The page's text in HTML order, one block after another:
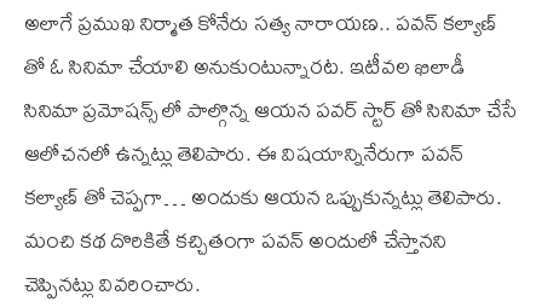
అలాగే ప్రముఖ నిర్మాత కోనేరు సత్య నారాయణ.. పవన్ కల్యాణ్
తో ఓ సినిమా చేయాలి అనుకుంటున్నారట. ఇటీవల ఖిలాడీ
సినిమా ప్రమోషన్స్ లో పాల్గొన్న ఆయన పవర్ స్టార్ తో సినిమా చేసే
ఆలోచనలో ఉన్నట్లు తెలిపారు. ఈ విషయాన్నినేరుగా పవన్
కల్యాణ్ తో చెప్పగా… అందుకు ఆయన ఒప్పుకున్నట్లు తెలిపారు.
మంచి కథ దొరికితే కచ్చితంగా పవన్ అందులో చేస్తానని
చెప్పినట్లు వివరించారు.